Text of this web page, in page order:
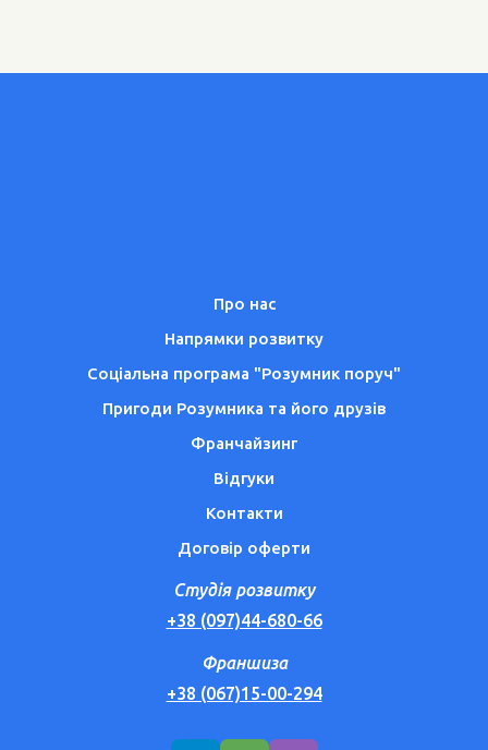
Про нас
Напрямки розвитку
Соціальна програма "Розумник поруч"
Пригоди Розумника та його друзів
Франчайзинг
Відгуки
Контакти
Договір оферти
Студія розвитку
+38 (097)44-680-66
Франшиза
+38 (067)15-00-294